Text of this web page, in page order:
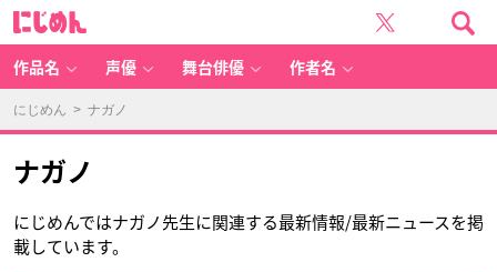
作品名 声優 舞台俳優 作者名
にじめん > ナガノ
ナガノ
にじめんではナガノ先生に関連する最新情報/最新ニュースを掲
載しています。